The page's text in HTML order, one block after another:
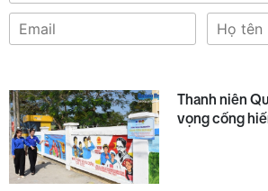
Thanh niên
vọng cống